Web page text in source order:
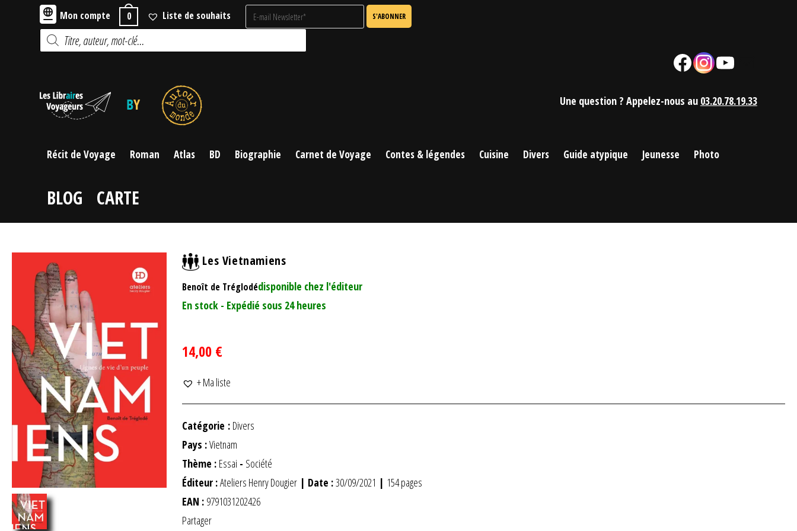
Mon compte 0 Liste de souhaits
Recherche
de
produits
FacebookInstagramYouTube
Une question ? Appelez-nous au 03.20.78.19.33
Récit de Voyage Roman Atlas BD Biographie Carnet de Voyage Contes & légendes Cuisine Divers Guide atypique Jeunesse Photo
BLOG CARTE
Les Vietnamiens
Benoît de Tréglodédisponible chez l'éditeur
En stock - Expédié sous 24 heures
14,00 €
+ Ma liste
Catégorie : Divers
Pays :Vietnam
Thème : Essai - Société
Éditeur :Ateliers Henry Dougier| Date :30/09/2021 | 154 pages
EAN : 9791031202426
Partager